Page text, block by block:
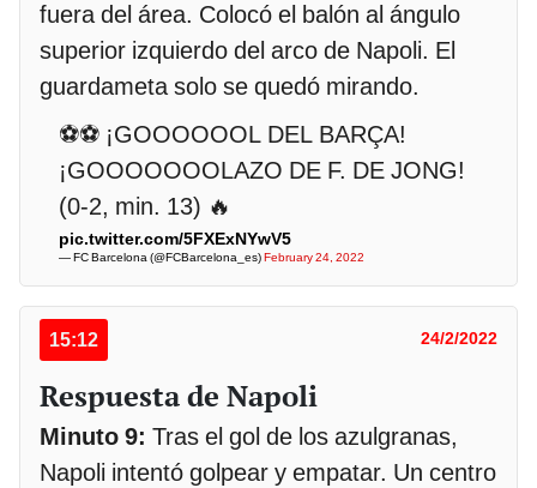
fuera del área. Colocó el balón al ángulo
superior izquierdo del arco de Napoli. El
guardameta solo se quedó mirando.
⚽⚽ ¡GOOOOOOL DEL BARÇA!
¡GOOOOOOOLAZO DE F. DE JONG!
(0-2, min. 13) 🔥
pic.twitter.com/5FXExNYwV5
— FC Barcelona (@FCBarcelona_es)February 24, 2022
15:12 24/2/2022
Respuesta de Napoli
Minuto 9: Tras el gol de los azulgranas,
Napoli intentó golpear y empatar. Un centro